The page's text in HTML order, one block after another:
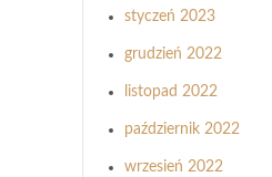
styczeń 2023
grudzień 2022
listopad 2022
październik 2022
wrzesień 2022